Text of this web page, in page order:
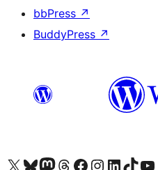
bbPress ↗
BuddyPress ↗
关注我们的 X（原 Twitter）账号访问我们的 Bluesky 账号关注我们的 Mastodon 账号访问我们的 Threads 账号 访问我们的 Facebook 公共主页关注我们的 Instagram 账号 关注我们的 LinkedIn 主页访问我们的 TikTok 账号访问我们的 YouTube 频道